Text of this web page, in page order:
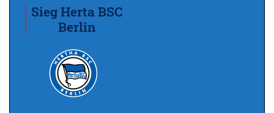
Sieg Herta BSC
Berlin